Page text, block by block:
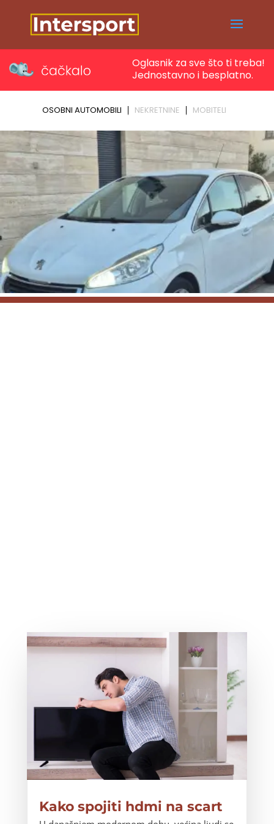
Kako spojiti hdmi na scart